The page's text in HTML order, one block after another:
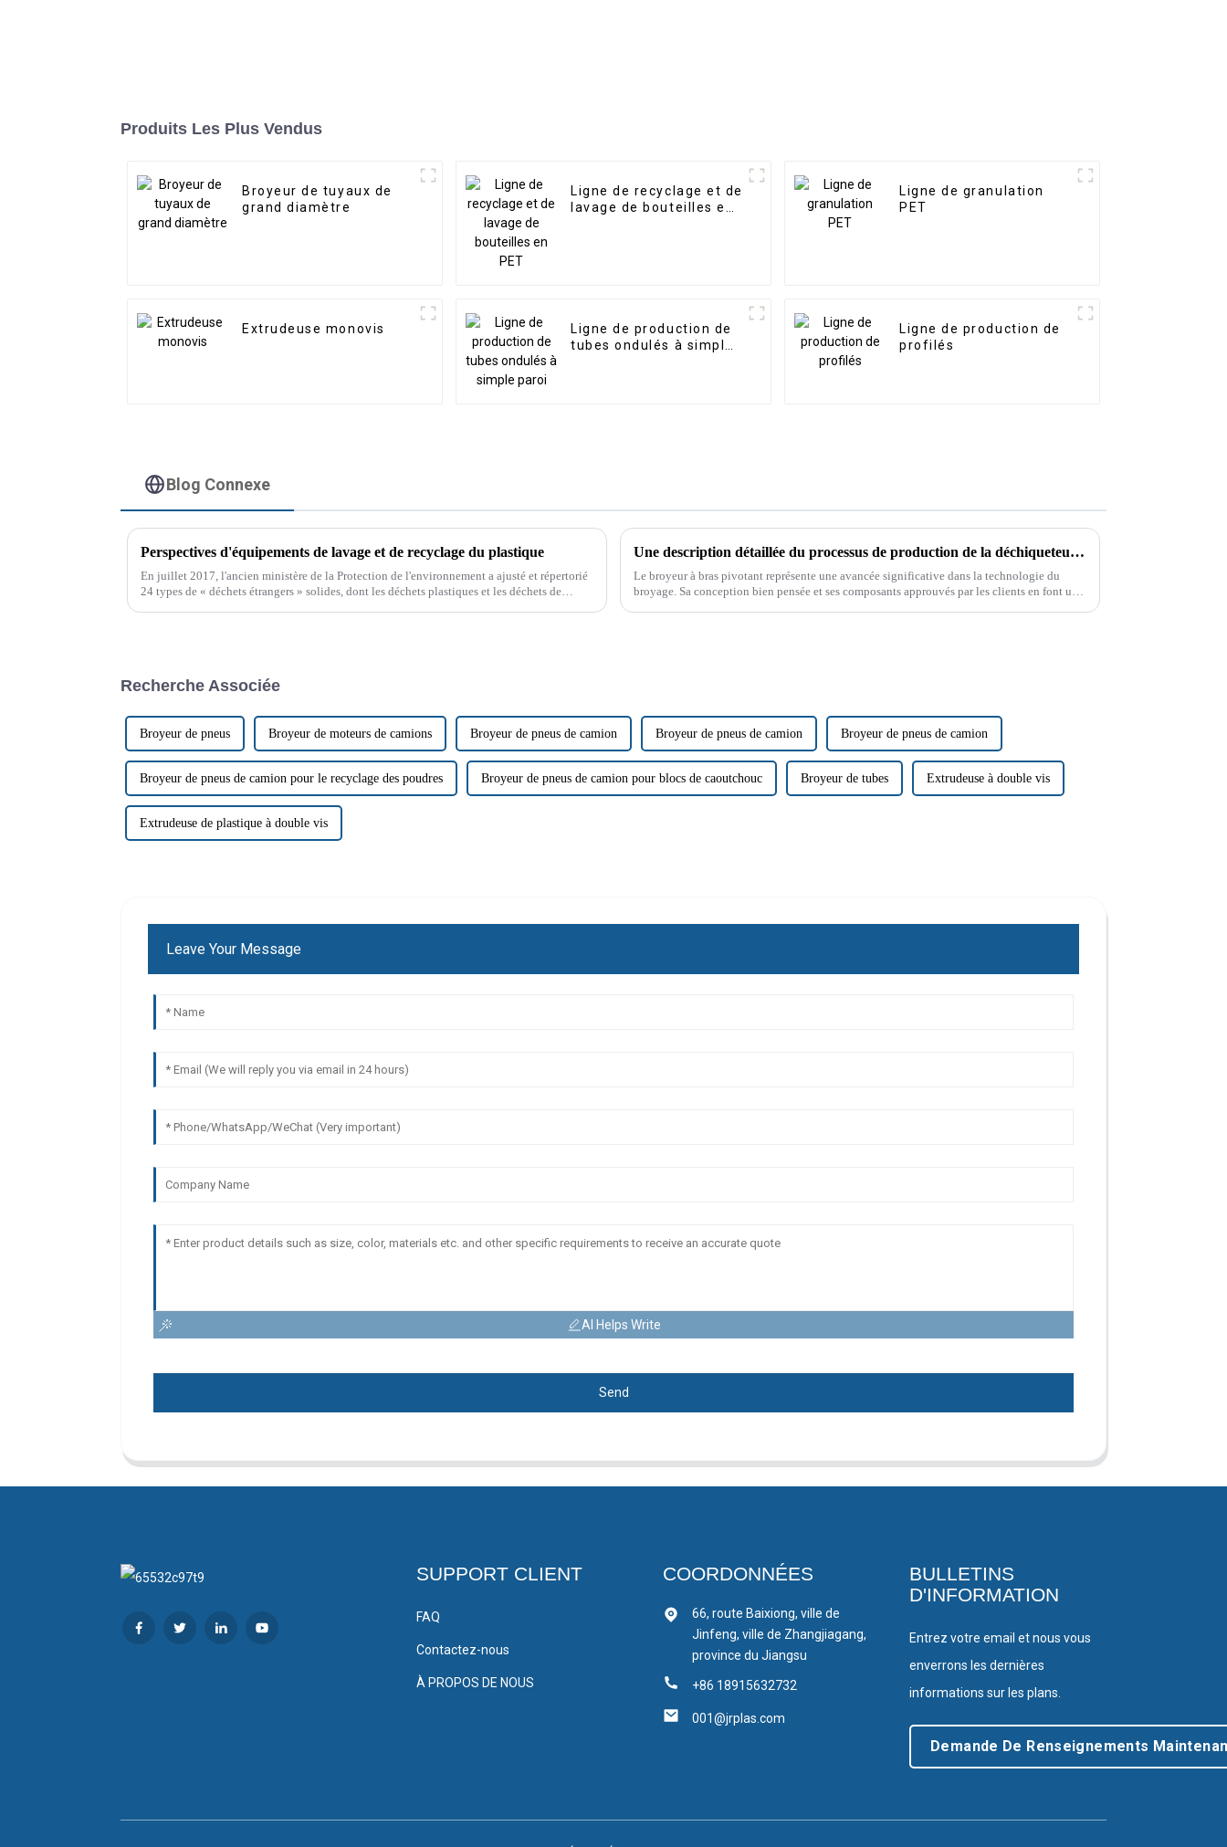
Produits Les Plus Vendus
Broyeur de tuyaux de
grand diamètre
Ligne de recyclage et de
lavage de bouteilles en
Ligne de granulation
PET
Extrudeuse monovis
Ligne de production de
tubes ondulés à simple
Ligne de production de
profilés
Blog Connexe
Perspectives d'équipements de lavage et de recyclage du plastique
En juillet 2017, l'ancien ministère de la Protection de l'environnement a ajusté et répertorié
24 types de « déchets étrangers » solides, dont les déchets plastiques et les déchets de
Une description détaillée du processus de production de la déchiqueteuse à bras pivotant
Le broyeur à bras pivotant représente une avancée significative dans la technologie du
broyage. Sa conception bien pensée et ses composants approuvés par les clients en font un
Recherche Associée
Broyeur de pneus Broyeur de moteurs de camions Broyeur de pneus de camion Broyeur de pneus de camion Broyeur de pneus de camion
Broyeur de pneus de camion pour le recyclage des poudres Broyeur de pneus de camion pour blocs de caoutchouc Broyeur de tubes Extrudeuse à double vis
Extrudeuse de plastique à double vis
Leave Your Message
AI Helps Write
Send
SUPPORT CLIENT
FAQ
Contactez-nous
À PROPOS DE NOUS
COORDONNÉES
66, route Baixiong, ville de
Jinfeng, ville de Zhangjiagang,
province du Jiangsu
+86 18915632732
001@jrplas.com
BULLETINS
D'INFORMATION
Entrez votre email et nous vous
enverrons les dernières
informations sur les plans.
Demande De Renseignements